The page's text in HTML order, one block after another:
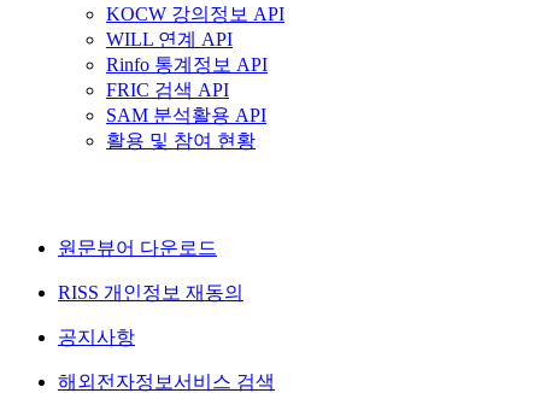
KOCW 강의정보 API
WILL 연계 API
Rinfo 통계정보 API
FRIC 검색 API
SAM 분석활용 API
활용 및 참여 현황
원문뷰어 다운로드
RISS 개인정보 재동의
공지사항
해외전자정보서비스 검색